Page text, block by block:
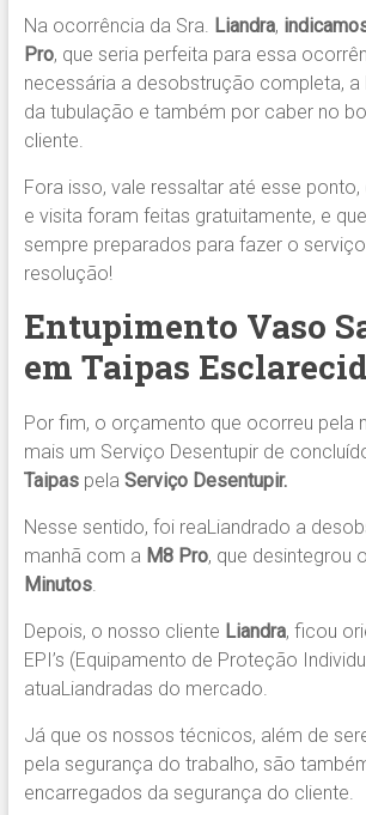
Na ocorrência da Sra. Liandra,
Pro, que seria perfeita para essa
necessária a desobstrução completa, a
da tubulação e também por caber no
cliente.
Fora isso, vale ressaltar até esse
e visita foram feitas gratuitamente, e
sempre preparados para fazer o
resolução!
Entupimento Vaso
em Taipas
Por fim, o orçamento que ocorreu pela
mais um Serviço Desentupir de
Taipaspela Serviço Desentupir.
Nesse sentido, foi reaLiandrado a
manhã com a M8 Pro, que desintegrou
Minutos.
Depois, o nosso cliente Liandra, ficou
EPI’s (Equipamento de Proteção
atuaLiandradas do mercado.
Já que os nossos técnicos, além de
pela segurança do trabalho, são
encarregados da segurança do cliente.